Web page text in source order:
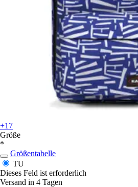
+17
Größe
*
Größentabelle
TU
Dieses Feld ist erforderlich
Versand in 4 Tagen